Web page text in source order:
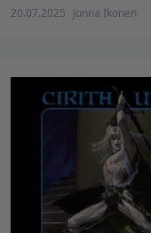
20.07.2025 Jonna Ikonen